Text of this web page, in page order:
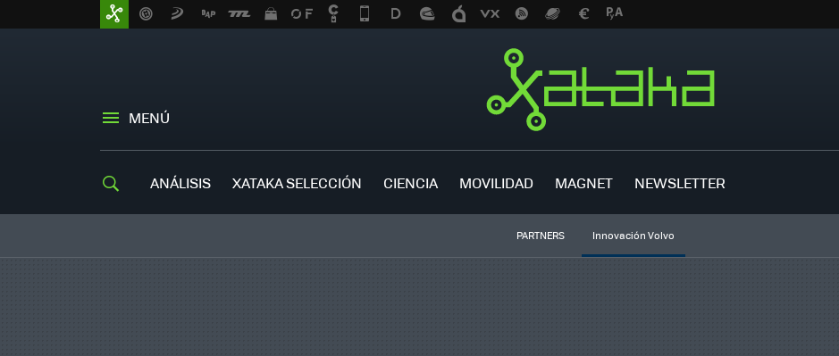
MENÚ
ANÁLISIS XATAKA SELECCIÓN CIENCIA MOVILIDAD MAGNET NEWSLETTER
PARTNERS Innovación Volvo